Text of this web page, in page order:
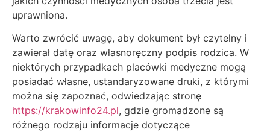
uprawniona.
Warto zwrócić uwagę, aby dokument był czytelny i
zawierał datę oraz własnoręczny podpis rodzica. W
niektórych przypadkach placówki medyczne mogą
posiadać własne, ustandaryzowane druki, z którymi
można się zapoznać, odwiedzając stronę
https://krakowinfo24.pl, gdzie gromadzone są
różnego rodzaju informacje dotyczące